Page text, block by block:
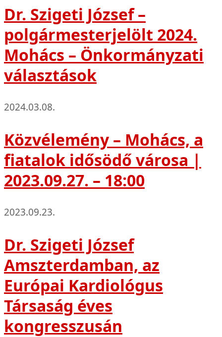
Dr. Szigeti József –
polgármesterjelölt 2024.
Mohács – Önkormányzati
választások
2024.03.08.
Közvélemény – Mohács, a
fiatalok idősödő városa |
2023.09.27. – 18:00
2023.09.23.
Dr. Szigeti József
Amszterdamban, az
Európai Kardiológus
Társaság éves
kongresszusán